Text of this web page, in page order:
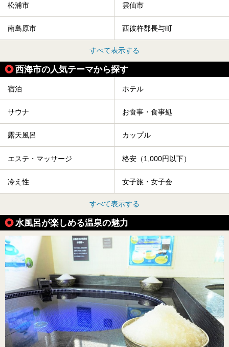
松浦市 雲仙市
南島原市 西彼杵郡長与町
すべて表示する
西海市の人気テーマから探す
宿泊 ホテル
サウナ お食事・食事処
露天風呂 カップル
エステ・マッサージ 格安（1,000円以下）
冷え性 女子旅・女子会
すべて表示する
水風呂が楽しめる温泉の魅力